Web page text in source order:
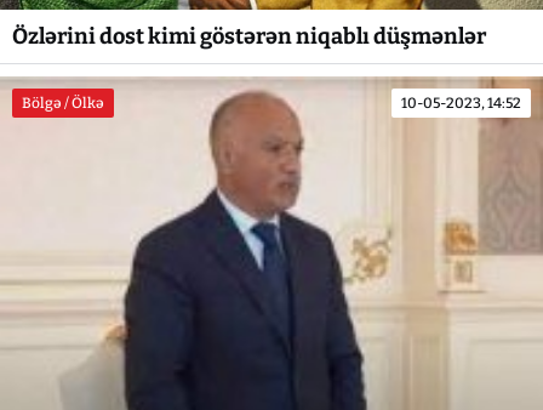
Özlərini dost kimi göstərən niqablı düşmənlər
Bölgə / Ölkə 10-05-2023, 14:52